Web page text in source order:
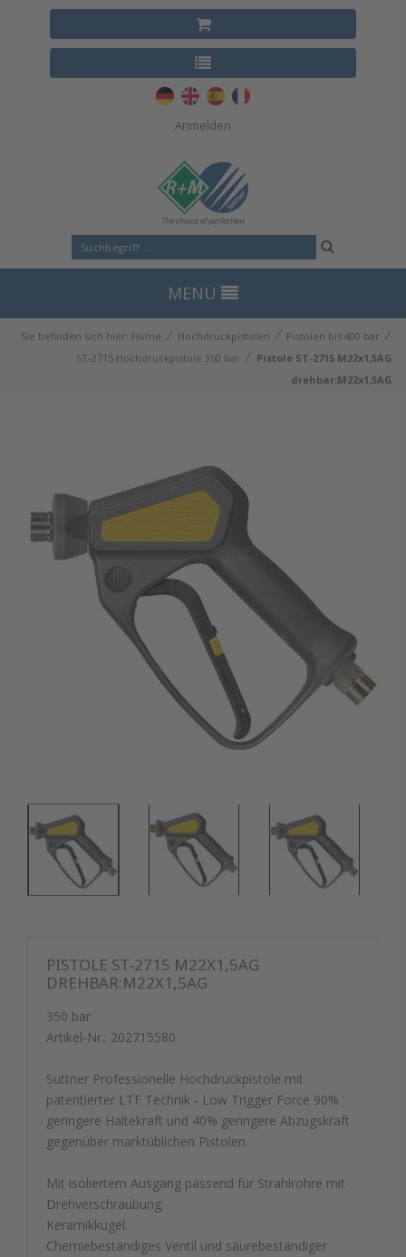
Anmelden
MENU
Sie befinden sich hier: Home ⁄ Hochdruckpistolen ⁄ Pistolen bis 400 bar ⁄
ST-2715 Hochdruckpistole 350 bar ⁄ Pistole ST-2715 M22x1,5AG
drehbar:M22x1,5AG
PISTOLE ST-2715 M22X1,5AG
DREHBAR:M22X1,5AG
350 bar
Artikel-Nr.: 202715580
Suttner Professionelle Hochdruckpistole mit
patentierter LTF Technik - Low Trigger Force 90%
geringere Haltekraft und 40% geringere Abzugskraft
gegenüber marktüblichen Pistolen.
Mit isoliertem Ausgang passend für Strahlrohre mit
Drehverschraubung.
Keramikkugel.
Chemiebeständiges Ventil und säurebeständiger